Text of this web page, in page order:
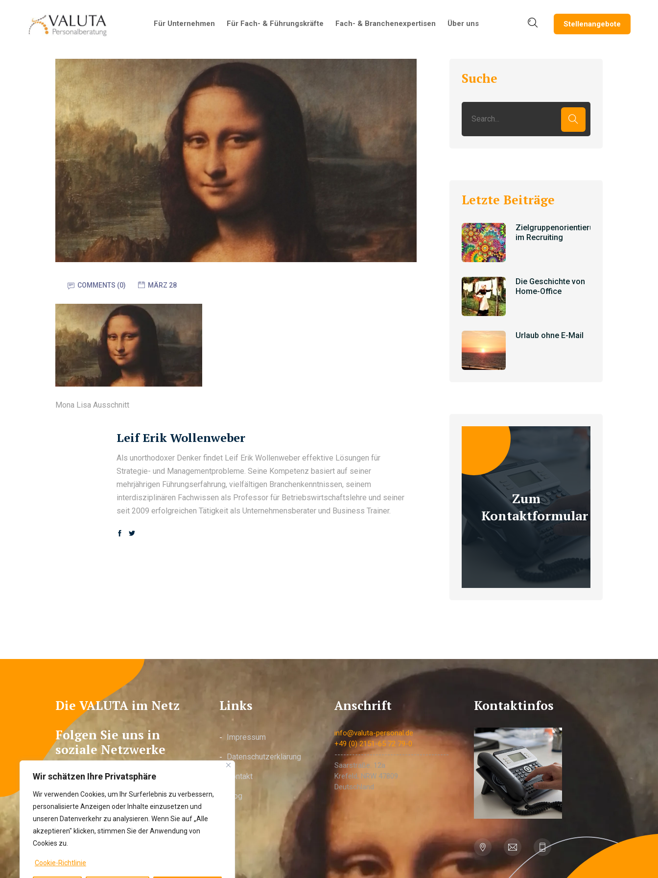
Wir schätzen Ihre Privatsphäre
Wir verwenden Cookies, um Ihr Surferlebnis zu verbessern,
personalisierte Anzeigen oder Inhalte einzusetzen und
unseren Datenverkehr zu analysieren. Wenn Sie auf „Alle
akzeptieren" klicken, stimmen Sie der Anwendung von
Cookies zu.
Cookie-Richtlinie
Für Unternehmen Für Fach- & Führungskräfte Fach- & Branchenexpertisen Über uns Stellenangebote
COMMENTS (0) MÄRZ 28
Mona Lisa Ausschnitt
Leif Erik Wollenweber
Als unorthodoxer Denker findet Leif Erik Wollenweber effektive Lösungen für
Strategie- und Managementprobleme. Seine Kompetenz basiert auf seiner
mehrjährigen Führungserfahrung, vielfältigen Branchenkenntnissen, seinem
interdisziplinären Fachwissen als Professor für Betriebswirtschaftslehre und seiner
seit 2009 erfolgreichen Tätigkeit als Unternehmensberater und Business Trainer.
Suche
Letzte Beiträge
Zielgruppenorientierung
im Recruiting
Die Geschichte von
Home-Office
Urlaub ohne E-Mail
Zum
Kontaktformular
Die VALUTA im Netz
Folgen Sie uns in
soziale Netzwerke
Links
Impressum
Datenschutzerklärung
Kontakt
Blog
Anschrift
info@valuta-personal.de
+49 (0) 2151-65 72 79-0
---------------------------------------
Saarstraße. 12a
Krefeld, NRW 47809
Deutschland
Kontaktinfos